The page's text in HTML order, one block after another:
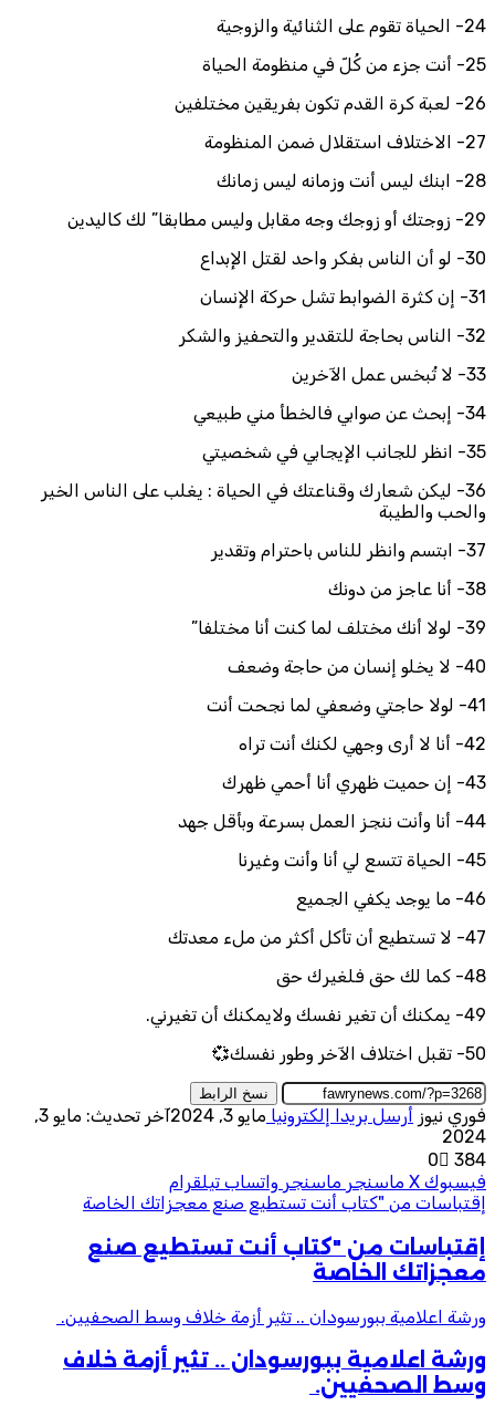
24- الحياة تقوم على الثنائية والزوجية
25- أنت جزء من كُلّ في منظومة الحياة
26- لعبة كرة القدم تكون بفريقين مختلفين
27- الاختلاف استقلال ضمن المنظومة
28- ابنك ليس أنت وزمانه ليس زمانك
29- زوجتك أو زوجك وجه مقابل وليس مطابقا” لك كاليدين
30- لو أن الناس بفكر واحد لقتل الإبداع
31- إن كثرة الضوابط تشل حركة الإنسان
32- الناس بحاجة للتقدير والتحفيز والشكر
33- لا تُبخس عمل الآخرين
34- إبحث عن صوابي فالخطأ مني طبيعي
35- انظر للجانب الإيجابي في شخصيتي
36- ليكن شعارك وقناعتك في الحياة : يغلب على الناس الخير
والحب والطيبة
37- ابتسم وانظر للناس باحترام وتقدير
38- أنا عاجز من دونك
39- لولا أنك مختلف لما كنت أنا مختلفا”
40- لا يخلو إنسان من حاجة وضعف
41- لولا حاجتي وضعفي لما نجحت أنت
42- أنا لا أرى وجهي لكنك أنت تراه
43- إن حميت ظهري أنا أحمي ظهرك
44- أنا وأنت ننجز العمل بسرعة وبأقل جهد
45- الحياة تتسع لي أنا وأنت وغيرنا
46- ما يوجد يكفي الجميع
47- لا تستطيع أن تأكل أكثر من ملء معدتك
48- كما لك حق فلغيرك حق
49- يمكنك أن تغير نفسك ولايمكنك أن تغيرني.
50- تقبل اختلاف الآخر وطور نفسك💞
نسخ الرابط
فوري نيوز أرسل بريدا إلكترونيا مايو 3, 2024
آخر تحديث: مايو 3,
2024
0
384
فيسبوك ‫X ماسنجر ماسنجر واتساب تيلقرام
إقتباسات من "كتاب أنت تستطيع صنع معجزاتك الخاصة
إقتباسات من "كتاب أنت تستطيع صنع
معجزاتك الخاصة
ورشة اعلامية ببورسودان .. تثير أزمة خلاف وسط الصحفيين.
ورشة اعلامية ببورسودان .. تثير أزمة خلاف
وسط الصحفيين.